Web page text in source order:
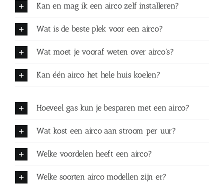
Kan en mag ik een airco zelf installeren?
Wat is de beste plek voor een airco?
Wat moet je vooraf weten over airco's?
Kan één airco het hele huis koelen?
Hoeveel gas kun je besparen met een airco?
Wat kost een airco aan stroom per uur?
Welke voordelen heeft een airco?
Welke soorten airco modellen zijn er?